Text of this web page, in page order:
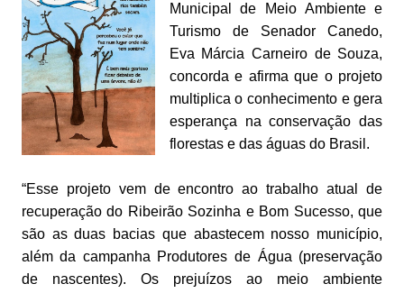
Municipal de Meio Ambiente e
Turismo de Senador Canedo,
Eva Márcia Carneiro de Souza,
concorda e afirma que o projeto
multiplica o conhecimento e gera
esperança na conservação das
florestas e das águas do Brasil.
“Esse projeto vem de encontro ao trabalho atual de
recuperação do Ribeirão Sozinha e Bom Sucesso, que
são as duas bacias que abastecem nosso município,
além da campanha Produtores de Água (preservação
de nascentes). Os prejuízos ao meio ambiente